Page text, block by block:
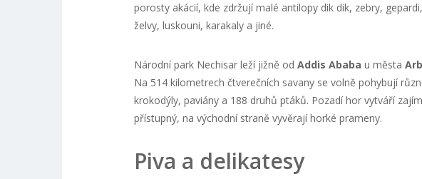
porosty akácií, kde zdržují malé antilopy dik dik, zebry,
želvy, luskouni, karakaly a jiné.
Národní park Nechisar leží jižně od Addis Ababa u města
Na 514 kilometrech čtverečních savany se volně pohybují
krokodýly, paviány a 188 druhů ptáků. Pozadí hor vytváří
přístupný, na východní straně vyvěrají horké prameny.
Piva a delikatesy